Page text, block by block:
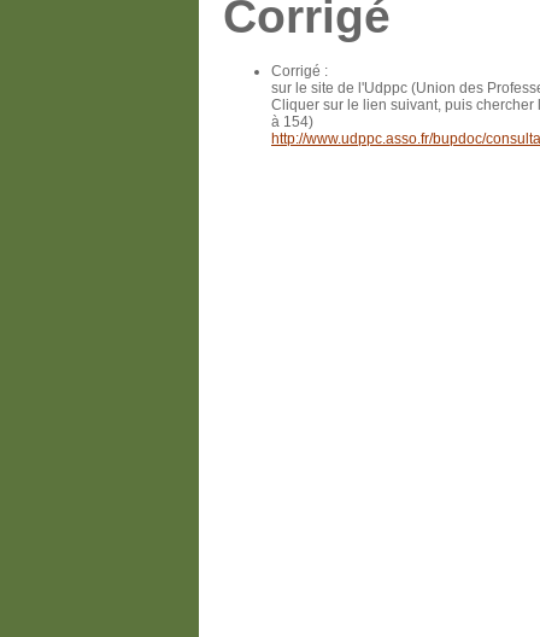
Corrigé
Corrigé :
sur le site de l'Udppc (Union des
Cliquer sur le lien suivant, puis
à 154)
http://www.udppc.asso.fr/bupdoc/